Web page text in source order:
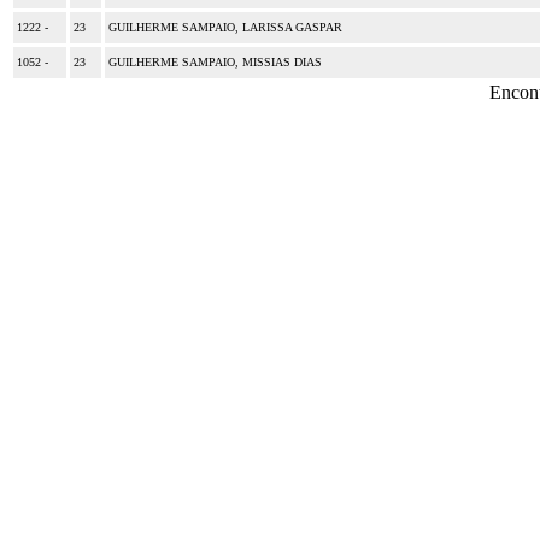
1222 - 23 GUILHERME SAMPAIO, LARISSA GASPAR
1052 - 23 GUILHERME SAMPAIO, MISSIAS DIAS